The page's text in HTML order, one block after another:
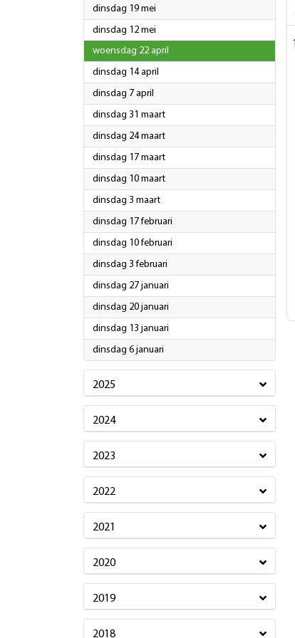
dinsdag 19 mei
dinsdag 12 mei
woensdag 22 april
dinsdag 14 april
dinsdag 7 april
dinsdag 31 maart2026
dinsdag 24 maart2026
dinsdag 17 maart2026
dinsdag 10 maart2026
dinsdag 3 maart2026
dinsdag 17 februari
dinsdag 10 februari
dinsdag 3 februari
dinsdag 27 januari
dinsdag 20 januari
dinsdag 13 januari
dinsdag 6 januari
2025
2024
2023
2022
2021
2020
2019
2018